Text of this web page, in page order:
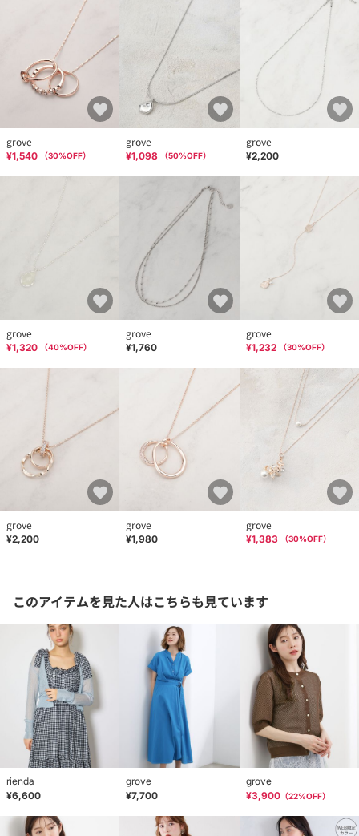
grove
¥1,540 （30%OFF）
grove
¥1,098 （50%OFF）
grove
¥2,200
grove
¥1,320 （40%OFF）
grove
¥1,760
grove
¥1,232 （30%OFF）
grove
¥2,200
grove
¥1,980
grove
¥1,383 （30%OFF）